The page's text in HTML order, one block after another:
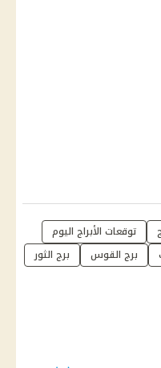
توقعات الأبراج اليوم
برج القوس
برج الثور